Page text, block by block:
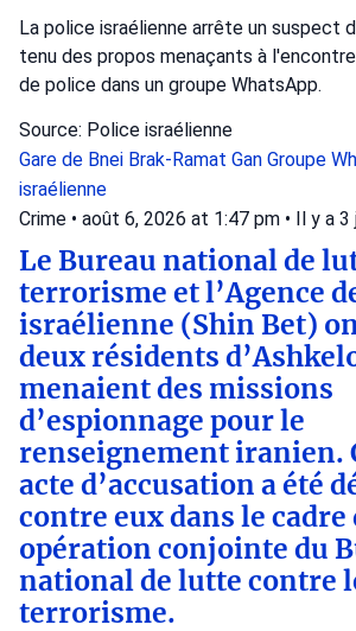
La police israélienne arrête un suspect
tenu des propos menaçants à
de police dans un groupe WhatsApp.
Source: Police israélienne
Gare de Bnei Brak-Ramat Gan Groupe
israélienne
Crime • août 6, 2026 at 1:47 pm • Il y a 3
Le Bureau national de
terrorisme et l’Agence
israélienne (Shin Bet)
deux résidents
menaient des missions
d’espionnage pour le
renseignement iranien.
acte d’accusation a été
contre eux dans le cadre
opération conjointe du
national de lutte contre
terrorisme.